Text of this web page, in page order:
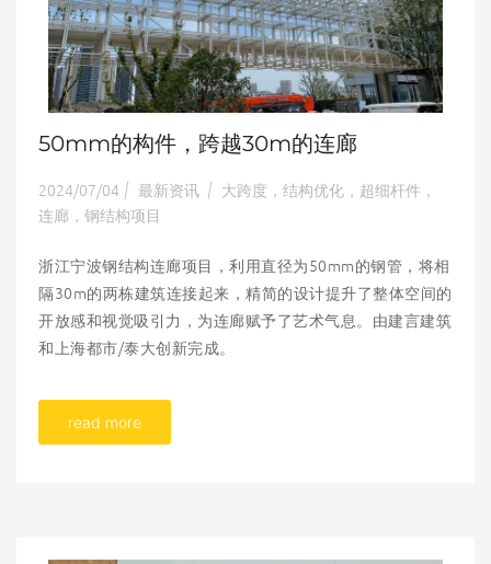
50mm的构件，跨越30m的连廊
2024/07/04 | 最新资讯 | 大跨度，结构优化，超细杆件，
连廊，钢结构项目
浙江宁波钢结构连廊项目，利用直径为50mm的钢管，将相
隔30m的两栋建筑连接起来，精简的设计提升了整体空间的
开放感和视觉吸引力，为连廊赋予了艺术气息。由建言建筑
和上海都市/泰大创新完成。
read more